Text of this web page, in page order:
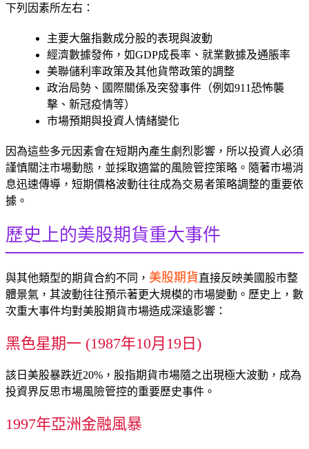
下列因素所左右：
主要大盤指數成分股的表現與波動
經濟數據發佈，如GDP成長率、就業數據及通脹率
美聯儲利率政策及其他貨幣政策的調整
政治局勢、國際關係及突發事件（例如911恐怖襲
擊、新冠疫情等）
市場預期與投資人情緒變化
因為這些多元因素會在短期內產生劇烈影響，所以投資人必須
謹慎關注市場動態，並採取適當的風險管控策略。隨著市場消
息迅速傳導，短期價格波動往往成為交易者策略調整的重要依
據。
歷史上的美股期貨重大事件
與其他類型的期貨合約不同， 美股期貨直接反映美國股市整
體景氣，其波動往往預示著更大規模的市場變動。歷史上，數
次重大事件均對美股期貨市場造成深遠影響：
黑色星期一 (1987年10月19日)
該日美股暴跌近20%，股指期貨市場隨之出現極大波動，成為
投資界反思市場風險管控的重要歷史事件。
1997年亞洲金融風暴